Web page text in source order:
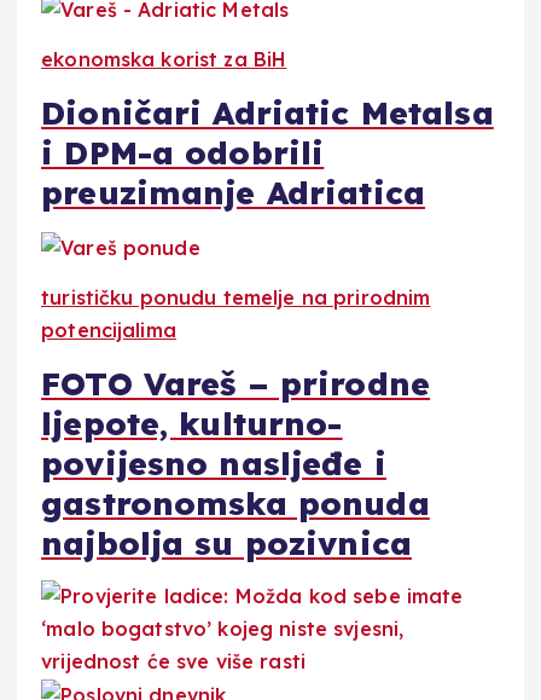
ekonomska korist za BiH
Dioničari Adriatic Metalsa
i DPM-a odobrili
preuzimanje Adriatica
turističku ponudu temelje na prirodnim
potencijalima
FOTO Vareš – prirodne
ljepote, kulturno-
povijesno nasljeđe i
gastronomska ponuda
najbolja su pozivnica